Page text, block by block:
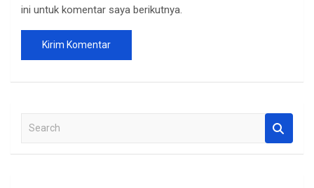
ini untuk komentar saya berikutnya.
a